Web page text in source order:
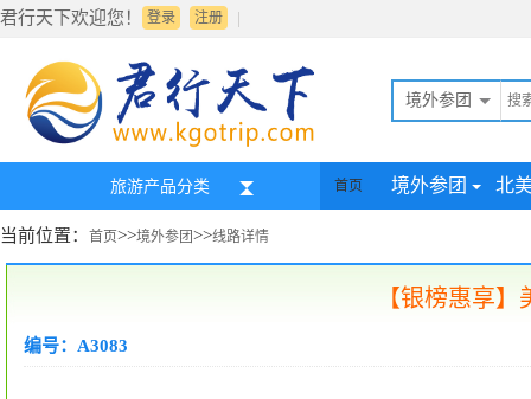
君行天下欢迎您！ 登录 |
注册
境外参团
旅游产品分类 首页 境外参团 北
当前位置： 首页>>境外参团>>线路详情
【银榜惠享
编号：A3083